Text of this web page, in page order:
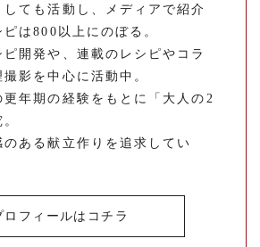
ても活動し、メディアで紹介
は800以上にのぼる。
開発や、連載のレシピやコラ
影を中心に活動中。
年期の経験をもとに「大人の2
ある献立作りを追求してい
ロフィールはコチラ